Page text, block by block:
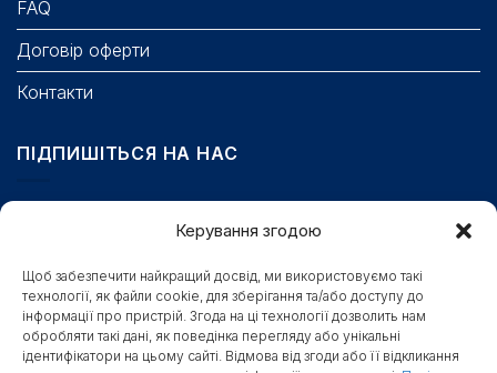
Керування згодою
Щоб забезпечити найкращий досвід, ми використовуємо такі
технології, як файли cookie, для зберігання та/або доступу до
інформації про пристрій. Згода на ці технології дозволить нам
обробляти такі дані, як поведінка перегляду або унікальні
ідентифікатори на цьому сайті. Відмова від згоди або її відкликання
FAQ
Договір оферти
Контакти
ПІДПИШІТЬСЯ НА НАС
Поле обов’язкове для заповнення.
Станьте першими, хто отримає бонуси, новини та
доступ до секретних знижок